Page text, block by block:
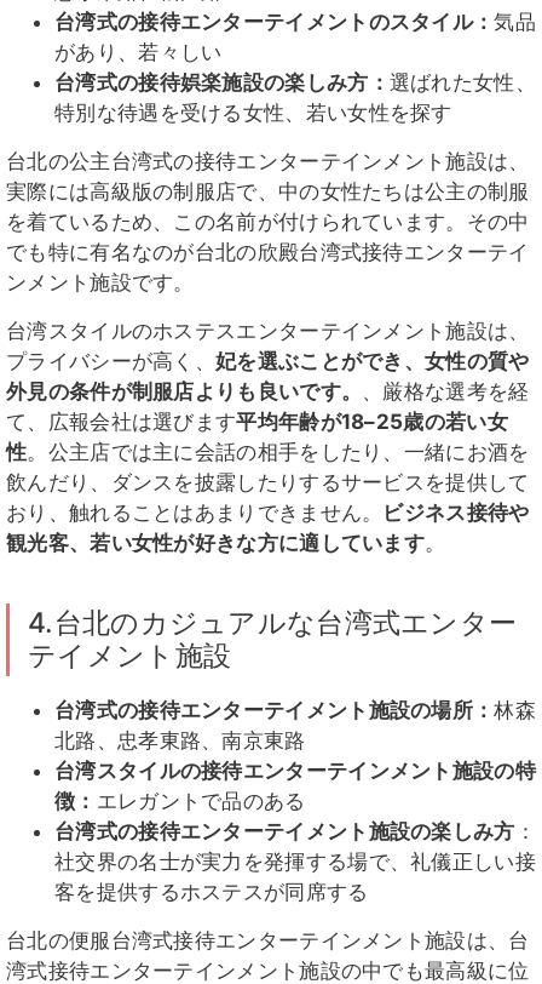
台湾式の接待エンターテイメントのスタイル：気品
があり、若々しい
台湾式の接待娯楽施設の楽しみ方： 選ばれた女性、
特別な待遇を受ける女性、若い女性を探す
台北の公主台湾式の接待エンターテインメント施設は、
実際には高級版の制服店で、中の女性たちは公主の制服
を着ているため、この名前が付けられています。その中
でも特に有名なのが台北の欣殿台湾式接待エンターテイ
ンメント施設です。
台湾スタイルのホステスエンターテインメント施設は、
プライバシーが高く、 妃を選ぶことができ、女性の質や
外見の条件が制服店よりも良いです。 、厳格な選考を経
て、広報会社は選びます平均年齢が18–25歳の若い女
性。公主店では主に会話の相手をしたり、一緒にお酒を
飲んだり、ダンスを披露したりするサービスを提供して
おり、触れることはあまりできません。
ビジネス接待や
観光客、若い女性が好きな方に適しています。
4.台北のカジュアルな台湾式エンター
テイメント施設
台湾式の接待エンターテイメント施設の場所：林森
北路、忠孝東路、南京東路
台湾スタイルの接待エンターテインメント施設の特
徴： エレガントで品のある
台湾式の接待エンターテイメント施設の楽しみ方 ：
社交界の名士が実力を発揮する場で、礼儀正しい接
客を提供するホステスが同席する
台北の便服台湾式接待エンターテインメント施設は、台
湾式接待エンターテインメント施設の中でも最高級に位